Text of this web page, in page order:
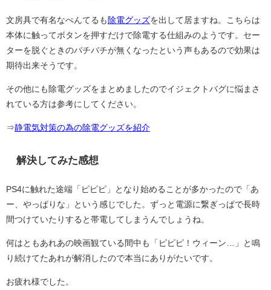
文房具で有名なぺんてるも 除電グッズを出して居ますね。こちらは
本体に触ってボタンを押すだけで除電する仕組みのようです。セー
ターを脱ぐときのバチバチが無くなったという声もあるので効果は
期待出来そうです。
その他にも除電グッズをまとめましたのでイジェクトバグに悩まさ
れている方は参考にしてください。
⇒静電気対策の為の除電グッズを紹介
解決してみた感想
PS4に触れた途端「ピピピ」となり始めることが多かったので「あ
ー、やっぱりな」という感じでした。ずっと電源に繋ぎっぱで長時
間つけていたりすると帯電してしまうんでしょうね。
何はともあれあの映画観ている間中も「ピピピ！ウィーン…」と鳴
り続けてたあれが解消したので本当にありがたいです。
お疲れ様でした。